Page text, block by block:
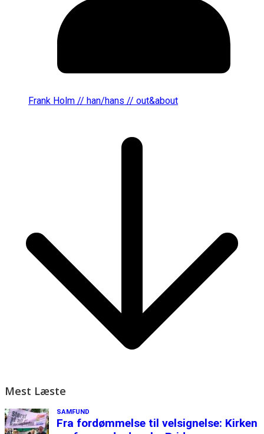
Frank Holm // han/hans // out&about
Mest Læste